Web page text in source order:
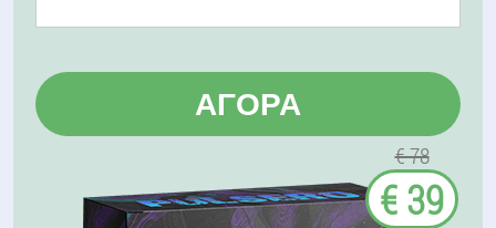
ΑΓΟΡΆ
€ 78
€ 39